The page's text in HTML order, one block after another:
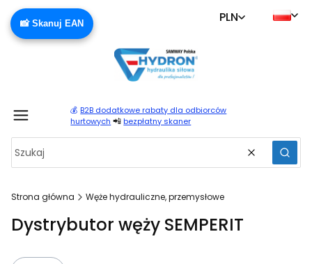
📸 Skanuj EAN PLN
💰 B2B dodatkowe rabaty dla odbiorców
hurtowych 📲 bezpłatny skaner
Wyczyść
Strona główna Węże hydrauliczne, przemysłowe
Dystrybutor węży SEMPERIT